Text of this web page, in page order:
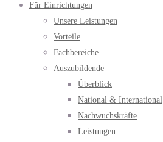
Für Einrichtungen
Unsere Leistungen
Vorteile
Fachbereiche
Auszubildende
Überblick
National & International
Nachwuchskräfte
Leistungen